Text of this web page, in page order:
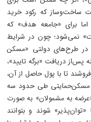
ساخت‌وساز که رکود خرید
برای «جامعه هدف» که
نمی‌شود؛ چون در شرایط
در طرح‌های دولتی «مسکن
دریافت «برگه تایید»،
تا با پول حاصل از آن،
مسکن‌حمایتی طی حدود سه
همه «ملکی» بودند. در مسکن حمایتی۳ اما «عرضه به مشمولان» به صورت
شوند و بتوانند